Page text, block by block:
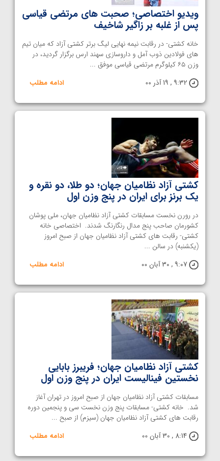
ویدیو اختصاصی؛ صحبت های مرتضی قیاسی
پس از غلبه بر زاگیر شاخیف
خانه کشتی- در رقابت نیمه نهایی لیگ برتر کشتی آزاد که میان تیم
های فولادین ذوب آمل و داروسازی سهند ارس برگزار گردید، در
وزن ۶۵ کیلوگرم مرتضی قیاسی موفق ...
9:32 , 19 آذر 00
ادامه مطلب
کشتی آزاد نظامیان جهان؛ دو طلا، دو نقره و
یک برنز برای ایران در پنج وزن اول
در رورن نخست مسابقات کشتی آزاد نظامیان جهان، ملی پوشان
کشورمان صاحب پنج مدال رنگارنگ شدند. اختصاصی خانه
کشتی- رقابت های کشتی آزاد نظامیان جهان از صبح امروز
(یکشنبه) در سالن ...
9:07 , 30 آبان 00
ادامه مطلب
کشتی آزاد نظامیان جهان؛ فریبرز بابایی
نخستین فینالیست ایران در پنج وزن اول
مسابقات کشتی آزاد نظامیان جهان از صبح امروز در تهران آغاز
شد. خانه کشتی- مسابقات پنج وزن نخست سی و پنجمین دوره
رقابت های کشتی آزاد نظامیان جهان (سیزم) از صبح ...
8:14 , 30 آبان 00
ادامه مطلب